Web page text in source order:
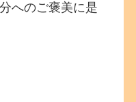
へのご褒美に是